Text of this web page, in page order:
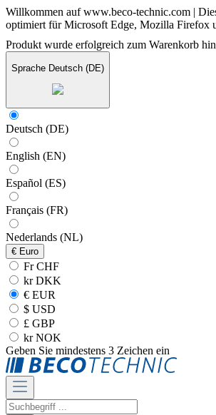
Willkommen auf www.beco-technic.com |
optimiert für Microsoft Edge, Mozilla Firefox
Produkt wurde erfolgreich zum Warenkorb
Sprache Deutsch (DE)
Deutsch (DE)
English (EN)
Español (ES)
Français (FR)
Nederlands (NL)
€ Euro
Fr CHF
kr DKK
€ EUR
$ USD
£ GBP
kr NOK
Geben Sie mindestens 3 Zeichen ein